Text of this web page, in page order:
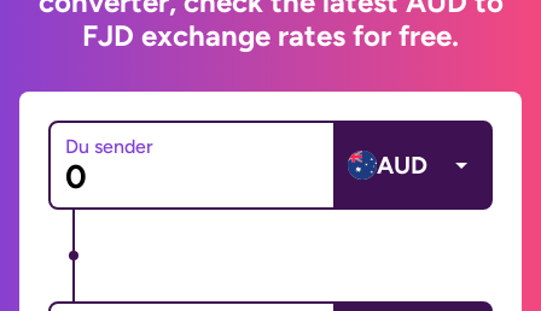
FJD exchange rates for free.
Du sender
AUD